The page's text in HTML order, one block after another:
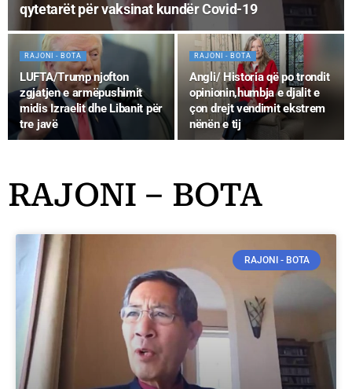
qytetarët për vaksinat kundër Covid-19
RAJONI - BOTA
LUFTA/Trump njofton
zgjatjen e armëpushimit
midis Izraelit dhe Libanit për
tre javë
RAJONI - BOTA
Angli/ Historia që po trondit
opinionin,humbja e djalit e
çon drejt vendimit ekstrem
nënën e tij
RAJONI – BOTA
RAJONI - BOTA